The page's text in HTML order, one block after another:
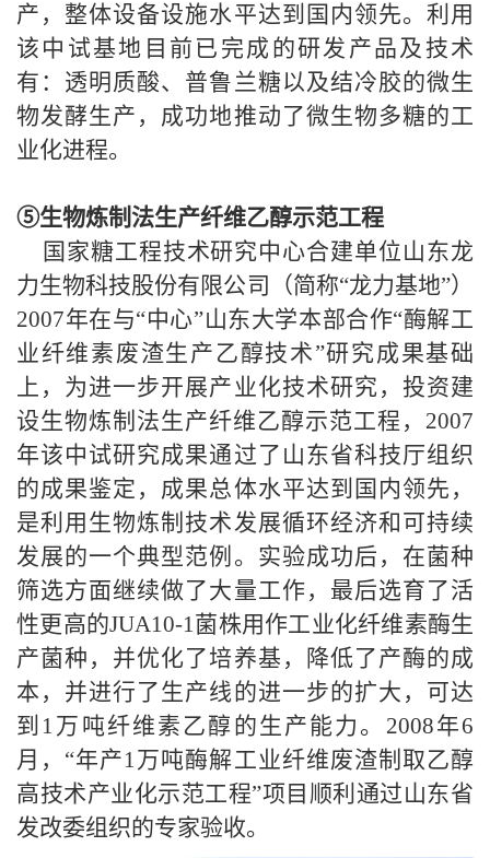
产，整体设备设施水平达到国内领先。利用
该中试基地目前已完成的研发产品及 技术
有：透明质酸、普鲁兰糖以及结冷胶的微生
物发酵生产，成功地推动了微生物多糖的工
业化进程。
⑤生物炼制法生产纤维乙醇示范工程
国家糖工程技术研究中心合建单位山东龙
力生物科技股份有限公司（简称“龙力基地”）
2007年在与“中心”山东大学本部合作“酶解工
业纤维素废渣生产乙醇技术”研究成果基础
上，为进一步开展产业化技术研究，投资建
设生物炼制法生产纤维乙醇示范工程， 2007
年该中试研究成果通过了山东省科技厅组织
的成果鉴定，成果总体水平达到国内领先，
是利用生物炼制技术发展循环经济和可持续
发展的一个典型范例。实验成功后，在菌种
筛选方面继续做了大量工作，最后选育了活
性更高的JUA10-1菌株用作工业化纤维素酶生
产菌种，并优化了培养基，降低了产酶的成
本，并进行了生产线的进一步的扩大，可达
到 1万吨纤维素乙醇的生产能力。 2008年6
月，“年产1万吨酶解工业纤维废渣制取乙醇
高技术产业化示范工程”项目顺利通过山东省
发改委组织的专家验收。